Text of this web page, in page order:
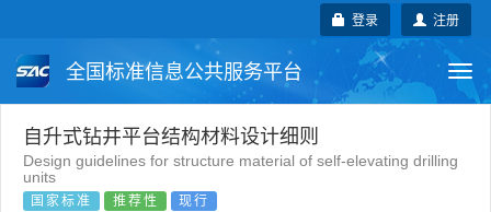
注册
登录
全国标准信息公共服务平台
国家标准 行业标准
自升式钻井平台结构材料设计细则
Design guidelines for structure material of self-elevating drilling
units
国家标准 推荐性 现行